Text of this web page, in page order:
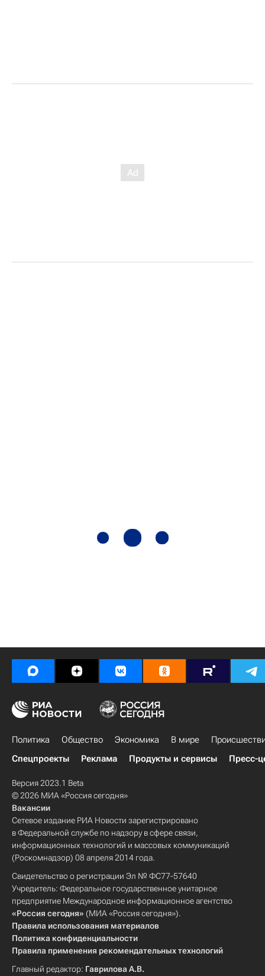
Политика Общество Экономика В мире
Спецпроекты
Реклама Продукты и сервисы Пресс-
Версия 2023.1 Beta
© 2026 МИА «Россия сегодня»
Вакансии
Сетевое издание РИА Новости зарегистрировано
в Федеральной службе по надзору в сфере связи,
информационных технологий и массовых коммуникаций
(Роскомнадзор) 08 апреля 2014 года.
Свидетельство о регистрации Эл № ФС77-57640
Учредитель: Федеральное государственное унитарное
предприятие Международное информационное агентство
«Россия сегодня» (МИА «Россия сегодня»).
Правила использования материалов
Политика конфиденциальности
Правила применения рекомендательных технологий
Главный редактор: Гаврилова А.В.